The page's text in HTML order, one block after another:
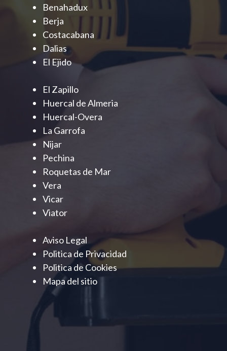
Benahadux
Berja
Costacabana
Dalias
El Ejido
El Zapillo
Huercal de Almeria
Huercal-Overa
La Garrofa
Nijar
Pechina
Roquetas de Mar
Vera
Vicar
Viator
Aviso Legal
Politica de Privacidad
Politica de Cookies
Mapa del sitio